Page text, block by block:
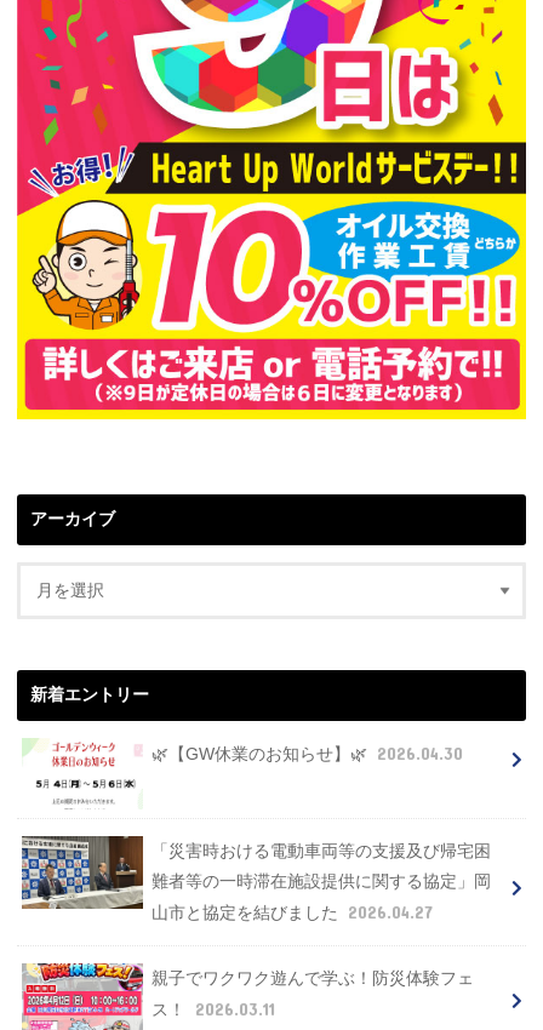
アーカイブ
新着エントリー
🌿【GW休業のお知らせ】🌿 2026.04.30
「災害時おける電動車両等の支援及び帰宅困
難者等の一時滞在施設提供に関する協定」岡
山市と協定を結びました
2026.04.27
親子でワクワク遊んで学ぶ！防災体験フェ
ス！
2026.03.11